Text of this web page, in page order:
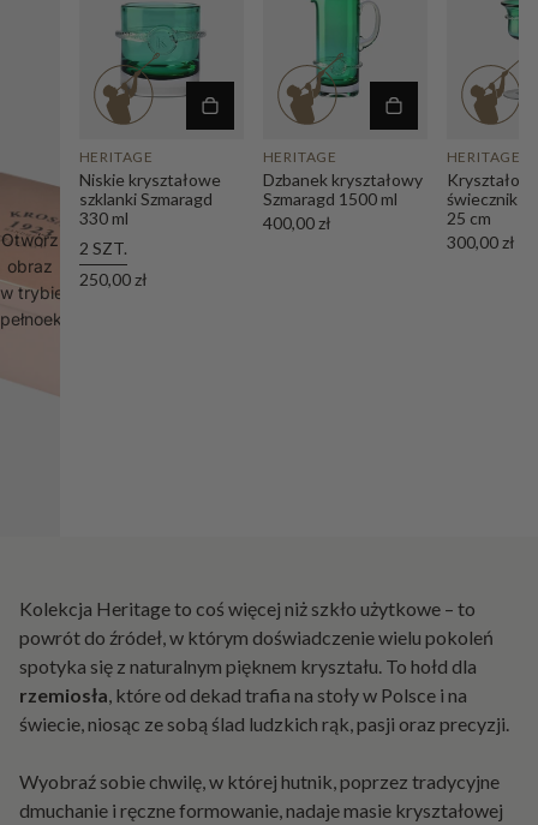
Otwórz
obraz
w trybie
pełnoekranowym
HERITAGE
Niskie kryształowe
szklanki Szmaragd
330 ml
2 SZT.
250,00 zł
HERITAGE
Dzbanek kryształowy
Szmaragd 1500 ml
400,00 zł
HERITAGE
świecznik
25 cm
300,00 zł
Kolekcja Heritage to coś więcej niż szkło użytkowe – to
powrót do źródeł, w którym doświadczenie wielu pokoleń
spotyka się z naturalnym pięknem kryształu. To hołd dla
rzemiosła, które od dekad trafia na stoły w Polsce i na
świecie, niosąc ze sobą ślad ludzkich rąk, pasji oraz precyzji.
Wyobraź sobie chwilę, w której hutnik, poprzez tradycyjne
dmuchanie i ręczne formowanie, nadaje masie kryształowej